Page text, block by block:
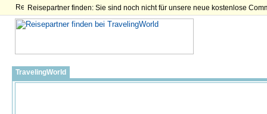
Reisepartner finden: Sie sind noch nicht für unsere neue kostenlose
TravelingWorld